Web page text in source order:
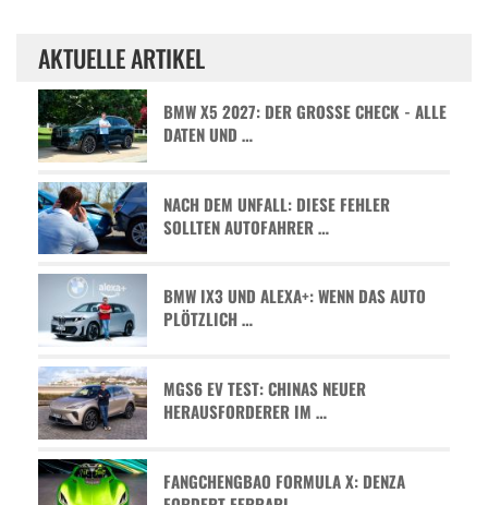
AKTUELLE ARTIKEL
BMW X5 2027: DER GROSSE CHECK - ALLE D
ATEN UND …
NACH DEM UNFALL: DIESE FEHLER
SOLLTEN AUTOFAHRER …
BMW IX3 UND ALEXA+: WENN DAS AUTO
PLÖTZLICH …
MGS6 EV TEST: CHINAS NEUER
HERAUSFORDERER IM …
FANGCHENGBAO FORMULA X: DENZA